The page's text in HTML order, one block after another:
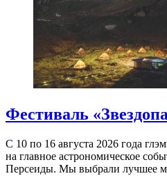
Фестиваль
С 10 по 16 августа 2026 года
на главное астрономическое
Персеиды. Мы выбрали лучшее